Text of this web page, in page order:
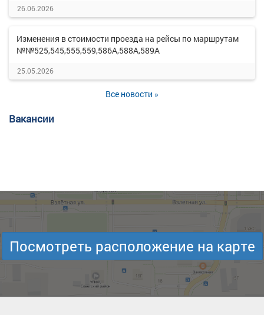
26.06.2026
Изменения в стоимости проезда на рейсы по маршрутам
№№525,545,555,559,586А,588А,589А
25.05.2026
Все новости »
Вакансии
Посмотреть расположение на карте